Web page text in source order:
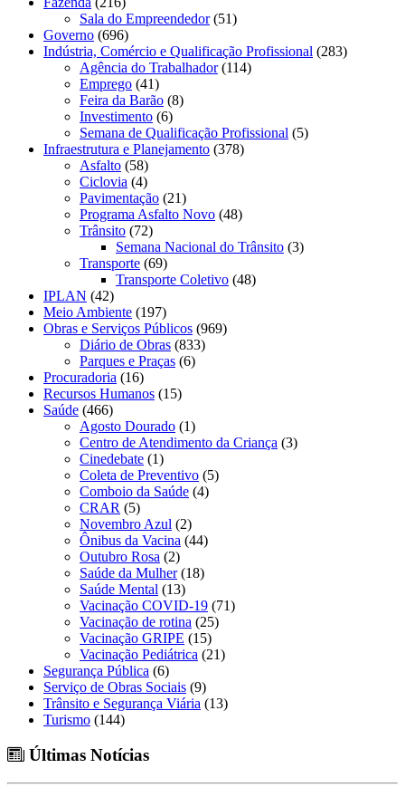
Sala do Empreendedor(51)
Governo (696)
Indústria, Comércio e Qualificação Profissional (283)
Agência do Trabalhador(114)
Emprego (41)
Feira da Barão (8)
Investimento (6)
Semana de Qualificação Profissional (5)
Infraestrutura e Planejamento (378)
Asfalto (58)
Ciclovia (4)
Pavimentação (21)
Programa Asfalto Novo (48)
Trânsito (72)
Semana Nacional do Trânsito (3)
Transporte (69)
Transporte Coletivo (48)
IPLAN (42)
Meio Ambiente (197)
Obras e Serviços Públicos (969)
Diário de Obras (833)
Parques e Praças (6)
Procuradoria (16)
Recursos Humanos (15)
Saúde (466)
Agosto Dourado (1)
Centro de Atendimento da Criança (3)
Cinedebate (1)
Coleta de Preventivo (5)
Comboio da Saúde (4)
CRAR (5)
Novembro Azul (2)
Ônibus da Vacina (44)
Outubro Rosa (2)
Saúde da Mulher(18)
Saúde Mental (13)
Vacinação COVID-19 (71)
Vacinação de rotina (25)
Vacinação GRIPE (15)
Vacinação Pediátrica (21)
Segurança Pública (6)
Serviço de Obras Sociais (9)
Trânsito e Segurança Viária (13)
Turismo (144)
Últimas Notícias